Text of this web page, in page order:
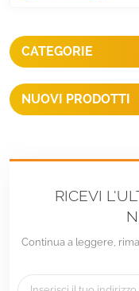
garage, capannoni,
altre superfici piane.
CATEGORIE
NUOVI PRODOTTI
RICEVI
Continua a leggere,